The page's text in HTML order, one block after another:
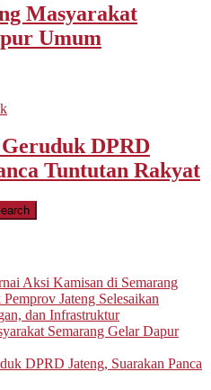
Masyarakat
Umum
DPRD
Tuntutan Rakyat
Aksi Kamisan di Semarang
Jateng Selesaikan
dan Infrastruktur
Semarang Gelar Dapur
DPRD Jateng, Suarakan Panca